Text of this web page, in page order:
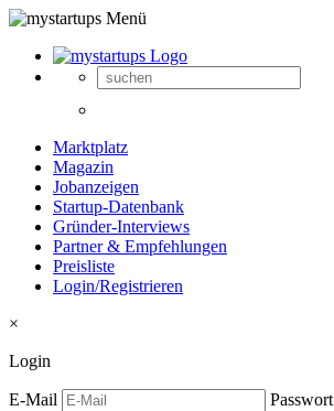
Marktplatz
Magazin
Jobanzeigen
Startup-Datenbank
Gründer-Interviews
Partner & Empfehlungen
Preisliste
Login/Registrieren
×
Login
E-Mail Passwort